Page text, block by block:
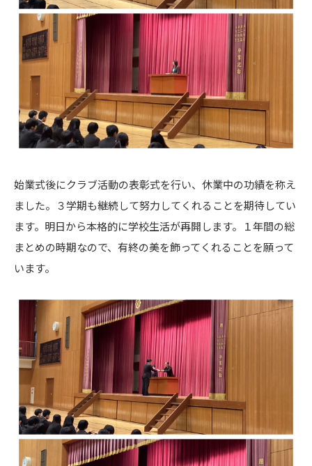
始業式後にクラブ活動の表彰式を行い、休業中の功績を称え
ました。３学期も継続して努力してくれることを期待してい
ます。明日から本格的に学校生活が再開します。１年間の総
まとめの時期なので、有終の美を飾ってくれることを願って
います。